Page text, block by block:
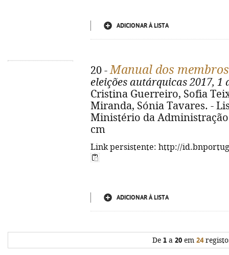
ADICIONAR À LISTA
20 -Manual dos
eleições autárquicas 2017, 1
Cristina Guerreiro, Sofia
Miranda, Sónia Tavares. -
Ministério da Administração
cm
Link persistente: http://
ADICIONAR À LISTA
De 1a 20em 24